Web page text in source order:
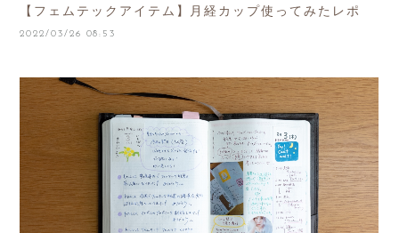
【フェムテックアイテム】月経カップ使ってみたレポ
2022/03/26 08:53